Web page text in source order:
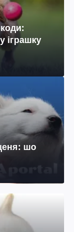
іграшку
шо